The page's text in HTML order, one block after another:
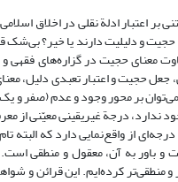
بر اعتبار ادلة نقلی در اخلاق
حجیت و دلیلیت دارند یا خیر؟
معنای حجیت در گزاره‌های فقهی
جعل حجیت و اعتبار تعبدی دلیل،
بر محور وجود و عدم (صفر و
ندارد، درجة غیریقینی معیّنی از
از واقع‌نمایی دارد که
باور به آن، معقول و منطقی
کرده‌ایم. این قرائن و